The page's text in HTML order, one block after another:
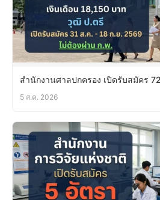
สำนักงานศาลปกครอง เปิดรับสมัคร
5 ส.ค. 2026